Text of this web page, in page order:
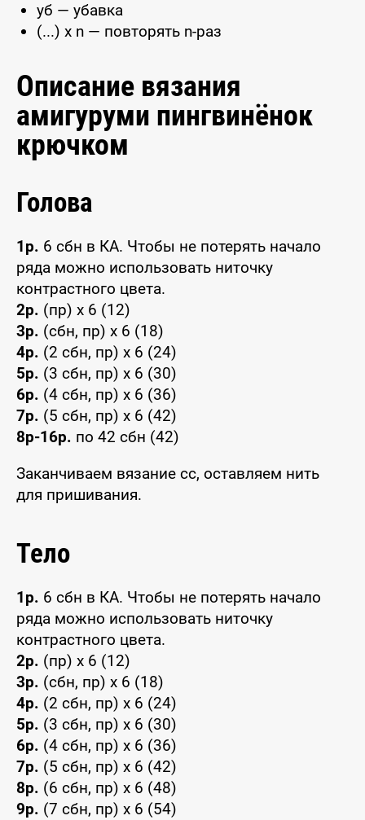
уб — убавка
(...) x n — повторять n-раз
Описание вязания
амигуруми пингвинёнок
крючком
Голова
1р. 6 сбн в КА. Чтобы не потерять начало
ряда можно использовать ниточку
контрастного цвета.
2р. (пр) x 6 (12)
3р. (сбн, пр) x 6 (18)
4р. (2 сбн, пр) x 6 (24)
5р. (3 сбн, пр) x 6 (30)
6р. (4 сбн, пр) x 6 (36)
7р. (5 сбн, пр) x 6 (42)
8р-16р. по 42 сбн (42)
Заканчиваем вязание сс, оставляем нить
для пришивания.
Тело
1р. 6 сбн в КА. Чтобы не потерять начало
ряда можно использовать ниточку
контрастного цвета.
2р. (пр) x 6 (12)
3р. (сбн, пр) x 6 (18)
4р. (2 сбн, пр) x 6 (24)
5р. (3 сбн, пр) x 6 (30)
6р. (4 сбн, пр) x 6 (36)
7р. (5 сбн, пр) x 6 (42)
8р. (6 сбн, пр) x 6 (48)
9р. (7 сбн, пр) x 6 (54)